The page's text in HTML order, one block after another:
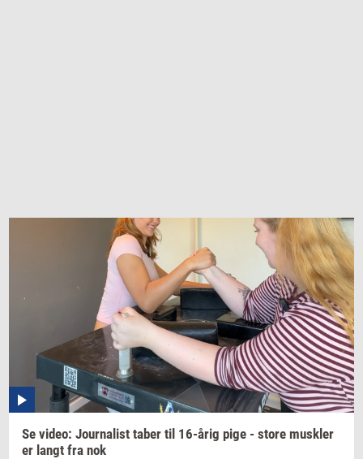
Se video: Jour­na­list taber til 16-årig pige - store mus­k­ler
er langt fra nok